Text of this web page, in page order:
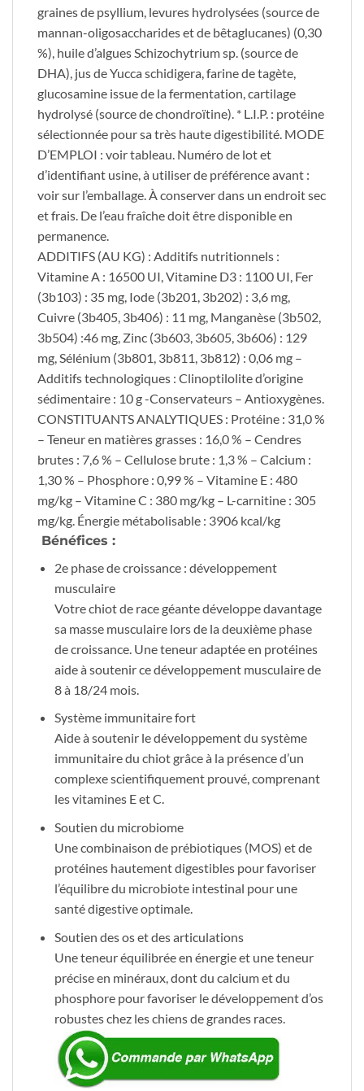
graines de psyllium, levures hydrolysées (source de
mannan-oligosaccharides et de bêtaglucanes) (0,30
%), huile d’algues Schizochytrium sp. (source de
DHA), jus de Yucca schidigera, farine de tagète,
glucosamine issue de la fermentation, cartilage
hydrolysé (source de chondroïtine). * L.I.P. : protéine
sélectionnée pour sa très haute digestibilité. MODE
D’EMPLOI : voir tableau. Numéro de lot et
d’identifiant usine, à utiliser de préférence avant :
voir sur l’emballage. À conserver dans un endroit sec
et frais. De l’eau fraîche doit être disponible en
permanence.
ADDITIFS (AU KG) : Additifs nutritionnels :
Vitamine A : 16500 UI, Vitamine D3 : 1100 UI, Fer
(3b103) : 35 mg, Iode (3b201, 3b202) : 3,6 mg,
Cuivre (3b405, 3b406) : 11 mg, Manganèse (3b502,
3b504) :46 mg, Zinc (3b603, 3b605, 3b606) : 129
mg, Sélénium (3b801, 3b811, 3b812) : 0,06 mg –
Additifs technologiques : Clinoptilolite d’origine
sédimentaire : 10 g -Conservateurs – Antioxygènes.
CONSTITUANTS ANALYTIQUES : Protéine : 31,0 %
– Teneur en matières grasses : 16,0 % – Cendres
brutes : 7,6 % – Cellulose brute : 1,3 % – Calcium :
1,30 % – Phosphore : 0,99 % – Vitamine E : 480
mg/kg – Vitamine C : 380 mg/kg – L-carnitine : 305
mg/kg. Énergie métabolisable : 3906 kcal/kg
Bénéfices :
2e phase de croissance : développement
musculaire
Votre chiot de race géante développe davantage
sa masse musculaire lors de la deuxième phase
de croissance. Une teneur adaptée en protéines
aide à soutenir ce développement musculaire de
8 à 18/24 mois.
Système immunitaire fort
Aide à soutenir le développement du système
immunitaire du chiot grâce à la présence d’un
complexe scientifiquement prouvé, comprenant
les vitamines E et C.
Soutien du microbiome
Une combinaison de prébiotiques (MOS) et de
protéines hautement digestibles pour favoriser
l’équilibre du microbiote intestinal pour une
santé digestive optimale.
Soutien des os et des articulations
Une teneur équilibrée en énergie et une teneur
précise en minéraux, dont du calcium et du
phosphore pour favoriser le développement d’os
robustes chez les chiens de grandes races.